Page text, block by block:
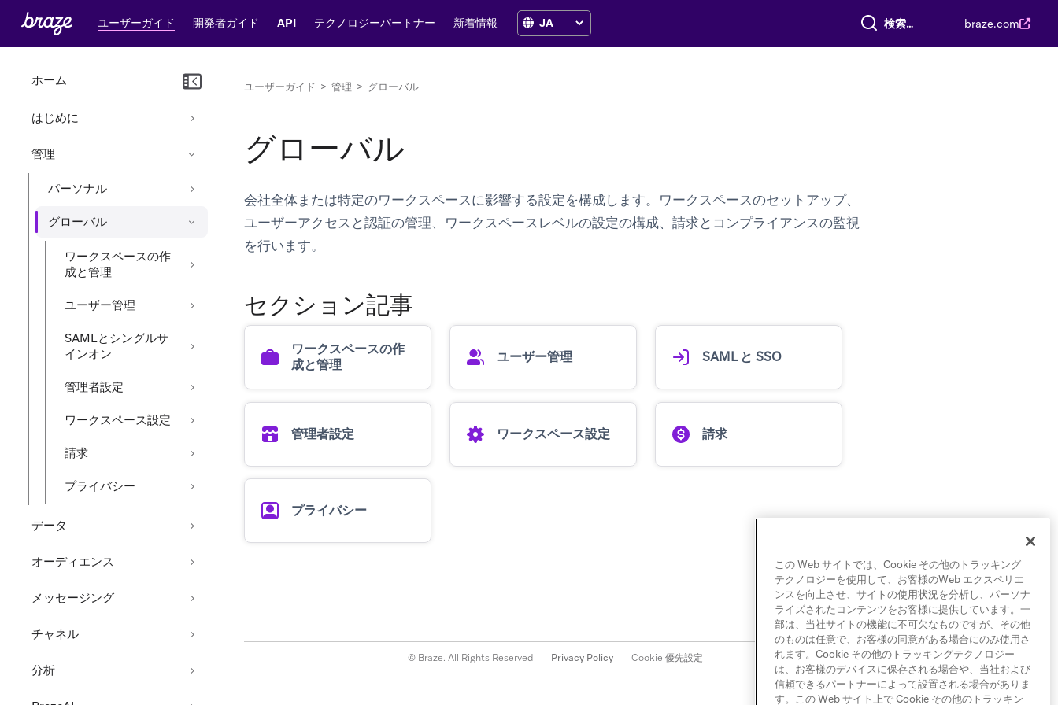
ユーザーガイド 開発者ガイド API テクノロジーパートナー 新着情報 すべて検索 braze.com
ホーム
はじめに
管理
パーソナル
グローバル
ワークスペースの作
成と管理
ユーザー管理
SAMLとシングルサ
インオン
管理者設定
ワークスペース設定
請求
プライバシー
データ
オーディエンス
メッセージング
チャネル
分析
ユーザーガイド > 管理 > グローバル
グローバル
会社全体または特定のワークスペースに影響する設定を構成します。ワークスペースのセットアップ、
ユーザーアクセスと認証の管理、ワークスペースレベルの設定の構成、請求とコンプライアンスの監視
を行います。
セクション記事
ワークスペースの作
成と管理
ユーザー管理 SAML と SSO
管理者設定 ワークスペース設定 請求
プライバシー
© Braze. All Rights Reserved Privacy Policy Cookie 優先設定
この Web サイトでは、Cookie その他のトラッキング
テクノロジーを使用して、お客様のWeb エクスペリエ
ンスを向上させ、サイトの使用状況を分析し、パーソナ
ライズされたコンテンツをお客様に提供しています。一
部は、当社サイトの機能に不可欠なものですが、その他
のものは任意で、お客様の同意がある場合にのみ使用さ
れます。Cookie その他のトラッキングテクノロジー
は、お客様のデバイスに保存される場合や、当社および
信頼できるパートナーによって設置される場合がありま
す。この Web サイト上で Cookie その他のトラッキン